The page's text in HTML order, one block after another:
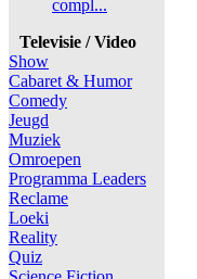
compl...
Televisie / Video
Show
Cabaret & Humor
Comedy
Jeugd
Muziek
Omroepen
Programma Leaders
Reclame
Loeki
Reality
Quiz